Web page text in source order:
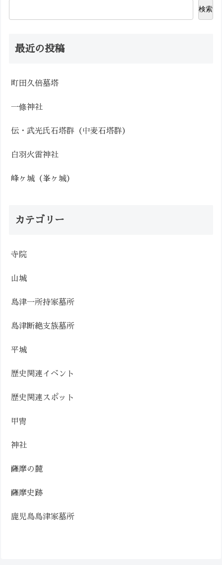
検索
最近の投稿
町田久倍墓塔
一條神社
伝・武光氏石塔群（中麦石塔群）
白羽火雷神社
峰ヶ城（峯ヶ城）
カテゴリー
寺院
山城
島津一所持家墓所
島津断絶支族墓所
平城
歴史関連イベント
歴史関連スポット
甲冑
神社
薩摩の麓
薩摩史跡
鹿児島島津家墓所